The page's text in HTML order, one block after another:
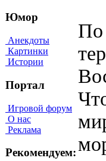
Юмор
Анекдоты
Картинки
Истории
Портал
Игровой форум
О нас
Реклама
Рекомендуем:
По